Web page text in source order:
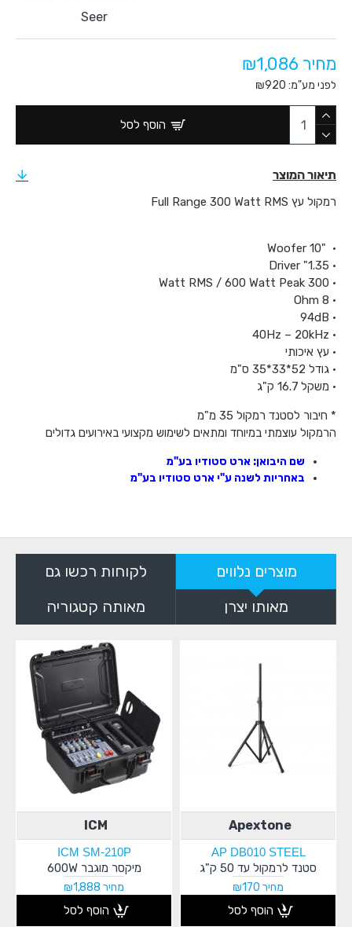
Seer
מחיר ₪1,086
לפני מע"מ: ₪920
הוסף לסל
תיאור המוצר
רמקול עץ Full Range 300 Watt RMS
• "10 Woofer
• 1.35" Driver
• 300 Watt RMS / 600 Watt Peak
• 8 Ohm
• 94dB
• 40Hz – 20kHz
• עץ איכותי
• גודל 52*33*35 ס"מ
• משקל 16.7 ק"ג
* חיבור לסטנד רמקול 35 מ"מ
הרמקול עוצמתי במיוחד ומתאים לשימוש מקצועי באירועים גדולים
שם היבואן: ארט סטודיו בע"מ
באחריות לשנה ע"י ארט סטודיו בע"מ
מוצרים נלווים
לקוחות רכשו גם
מאותו יצרן
מאותה קטגוריה
Apextone
AP DB010 STEEL
סטנד לרמקול עד 50 ק"ג
מחיר ₪170
הוסף לסל
ICM
ICM SM-210P
מיקסר מוגבר 600W
מחיר ₪1,888
הוסף לסל